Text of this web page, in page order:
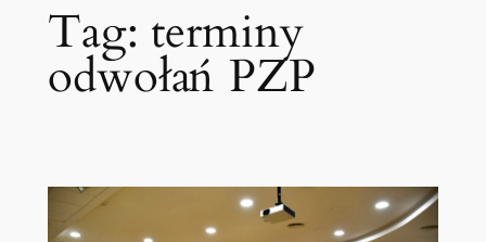
Tag: terminy
odwołań PZP